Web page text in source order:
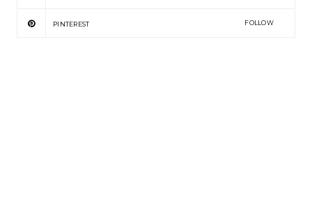
PINTEREST FOLLOW